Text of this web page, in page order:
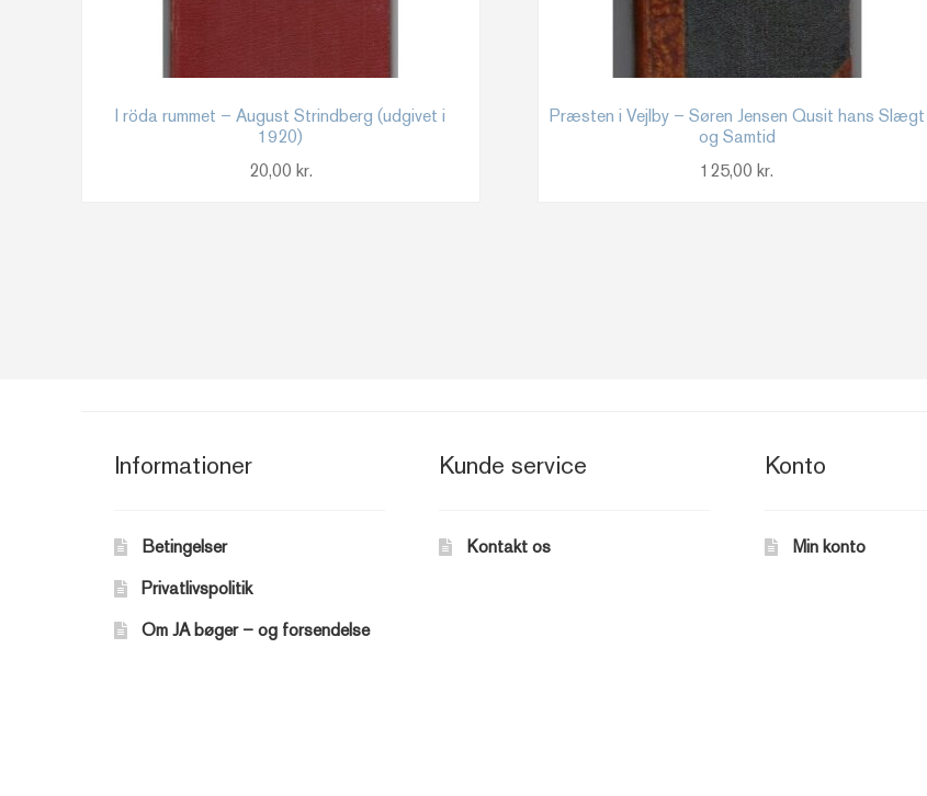
I röda rummet – August Strindberg (udgivet i
1920)
20,00 kr.
Præsten i Vejlby – Søren Jensen Qusit hans Slægt
og Samtid
125,00kr.
Informationer
Betingelser
Privatlivspolitik
Om JA bøger – og forsendelse
Kunde service
Kontakt os
Konto
Min konto